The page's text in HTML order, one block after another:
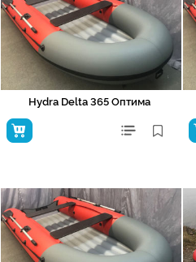
Hydra Delta 365 Оптима